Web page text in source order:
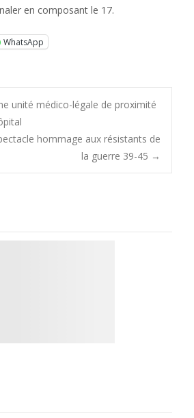
en composant le 17.
WhatsApp
unité médico-légale de proximité
hommage aux résistants de
la guerre 39-45 →